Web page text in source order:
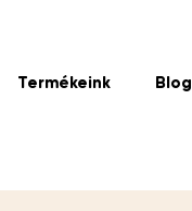
Termékeink Blog